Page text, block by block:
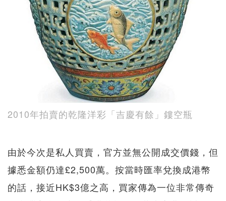
2010年拍賣的乾隆洋彩「吉慶有餘」鏤空瓶
由於今次是私人買賣，官方並無公開成交價錢，但
據悉金額仍達£2,500萬。按當時匯率兌換成港幣
的話，接近HK$3億之高，買家傳為一位非常傳奇